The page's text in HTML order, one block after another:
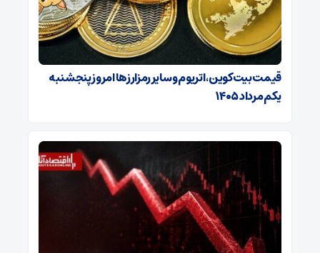
قیمت بیت‌کوین، اتریوم و سایر رمزارزها امروز پنجشنبه
یکم مرداد ۱۴۰۵